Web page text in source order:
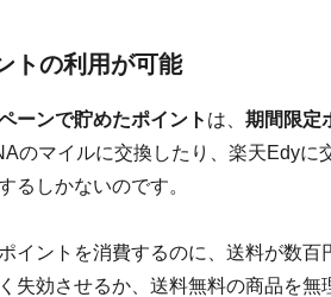
トの利用が可能
ーンで貯めたポイント は、 期間限定
のマイルに交換したり、楽天Edy
るしかないのです。
イントを消費するのに、送料が数
失効させるか、送料無料の商品を